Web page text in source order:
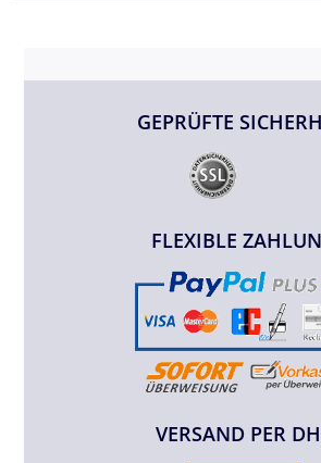
GEPRÜFTE
FLEXIBLE
VERSAND PER